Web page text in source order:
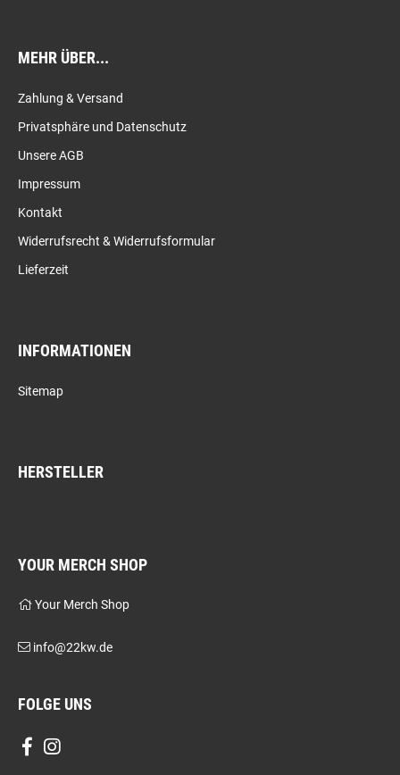
MEHR ÜBER...
Zahlung & Versand
Privatsphäre und Datenschutz
Unsere AGB
Impressum
Kontakt
Widerrufsrecht & Widerrufsformular
Lieferzeit
INFORMATIONEN
Sitemap
HERSTELLER
YOUR MERCH SHOP
Your Merch Shop
info@22kw.de
FOLGE UNS